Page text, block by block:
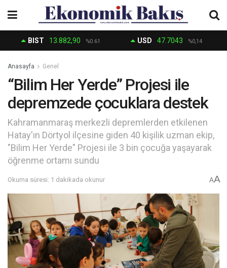
BIST 13.882,90 %0.61 USD 47.7043 %0,14
Anasayfa Genel
“Bilim Her Yerde” Projesi ile
depremzede çocuklara destek
Kahramanmaraş merkezli depremlerden etkilenen
Hatay'ın Dörtyol ilçesine giden 40 kişilik uzman ekip,
"Bilim Her Yerde" Projesi ile 3 bin çocuğa yaşayarak
öğrenme ortamı sundu
Okuma süresi: 1 dakikada okunur AA